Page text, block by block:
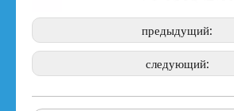
предыдущий:
следующий: